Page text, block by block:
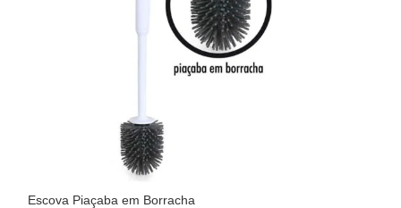
Escova Piaçaba em Borracha